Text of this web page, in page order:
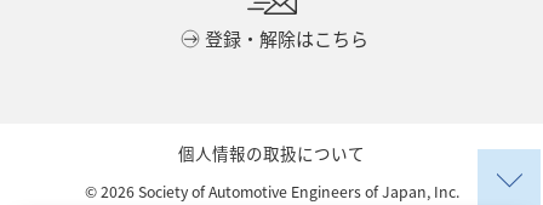
登録・解除はこちら
個人情報の取扱について
©2026Society of Automotive Engineers of Japan, Inc.